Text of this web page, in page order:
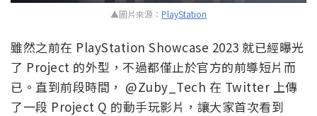
▲圖片來源： PlayStation
雖然之前在 PlayStation Showcase 2023 就已經曝光
了 Project 的外型，不過都僅止於官方的前導短片而
已。直到前段時間， @Zuby_Tech 在 Twitter 上傳
了一段 Project Q 的動手玩影片，讓大家首次看到